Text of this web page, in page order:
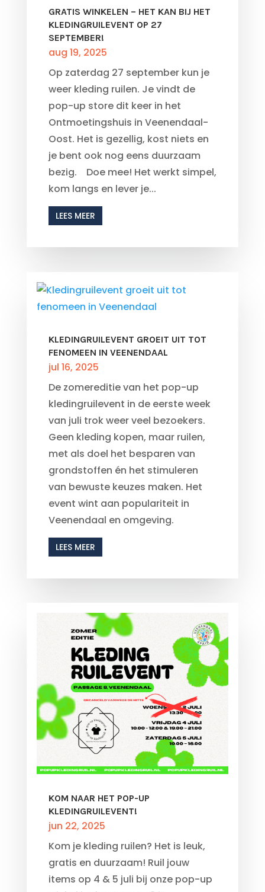
GRATIS WINKELEN – HET KAN BIJ HET
KLEDINGRUILEVENT OP 27
SEPTEMBER!
aug 19, 2025
Op zaterdag 27 september kun je
weer kleding ruilen. Je vindt de
pop-up store dit keer in het
Ontmoetingshuis in Veenendaal-
Oost. Het is gezellig, kost niets en
je bent ook nog eens duurzaam
bezig. Doe mee! Het werkt simpel,
kom langs en lever je...
LEES MEER
KLEDINGRUILEVENT GROEIT UIT TOT
FENOMEEN IN VEENENDAAL
jul 16, 2025
De zomereditie van het pop-up
kledingruilevent in de eerste week
van juli trok weer veel bezoekers.
Geen kleding kopen, maar ruilen,
met als doel het besparen van
grondstoffen én het stimuleren
van bewuste keuzes maken. Het
event wint aan populariteit in
Veenendaal en omgeving.
LEES MEER
KOM NAAR HET POP-UP
KLEDINGRUILEVENT!
jun 22, 2025
Kom je kleding ruilen? Het is leuk,
gratis en duurzaam! Ruil jouw
items op 4 & 5 juli bij onze pop-up